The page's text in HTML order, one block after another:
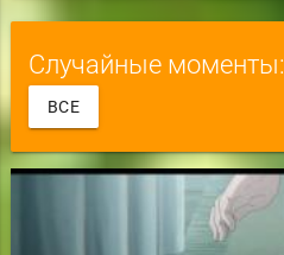
Случайные моменты:
ВСЕ